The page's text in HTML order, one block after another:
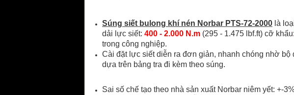
Súng siết bulong khí nén Norbar PTS-72-2000 là
dải lực siết: 400 - 2.000 N.m (295 - 1.475 lbf.ft) cỡ khẩu:
trong công nghiệp.
Cài đặt lực siết diễn ra đơn giản, nhanh chóng nhờ
dựa trên bảng tra đi kèm theo súng.
Sai số chế tạo theo nhà sản xuất Norbar niêm yết: +-